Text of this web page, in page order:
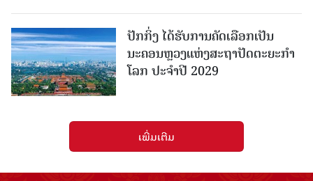
ປັກກິ່ງ ໄດ້ຮັບການຄັດເລືອກເປັນ
ນະຄອນຫຼວງແຫ່ງສະຖາປັດຕະຍະກຳ
ໂລກ ປະຈຳປີ 2029
ເພີ່ມເຕີມ